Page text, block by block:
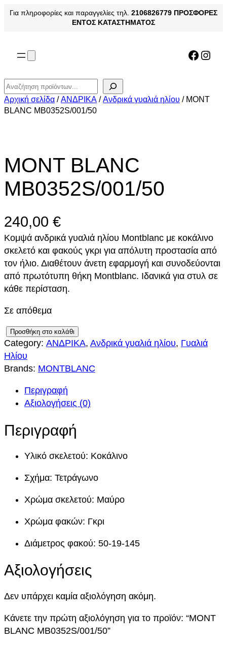
Μετάβαση
Για πληροφορίες και παραγγελίες τηλ. 2106826779 ΠΡΟΣΦΟΡΕΣ
ΕΝΤΟΣ ΚΑΤΑΣΤΗΜΑΤΟΣ
Αναζήτηση
Αρχική σελίδα /ΑΝΔΡΙΚΑ /Ανδρικά γυαλιά ηλίου / MONT
BLANC MB0352S/001/50
MONT BLANC
MB0352S/001/50
240,00 €
Κομψά ανδρικά γυαλιά ηλίου Montblanc με κοκάλινο
σκελετό και φακούς γκρι για απόλυτη προστασία από
τον ήλιο. Διαθέτουν άνετη εφαρμογή και συνοδεύονται
από πρωτότυπη θήκη Montblanc. Ιδανικά για στυλ σε
κάθε περίσταση.
Σε απόθεμα
M
O
N
T
C
1
5
π
ο
Προσθήκη στο καλάθι
Category: ΑΝΔΡΙΚΑ, Ανδρικά γυαλιά ηλίου, Γυαλιά
Ηλίου
Brands: MONTBLANC
Περιγραφή
Αξιολογήσεις (0)
Περιγραφή
Υλικό σκελετού: Κοκάλινο
Σχήμα: Τετράγωνο
Χρώμα σκελετού: Μαύρο
Χρώμα φακών: Γκρι
Διάμετρος φακού: 50-19-145
Αξιολογήσεις
Δεν υπάρχει καμία αξιολόγηση ακόμη.
Κάνετε την πρώτη αξιολόγηση για το προϊόν: “MONT
BLANC MB0352S/001/50”